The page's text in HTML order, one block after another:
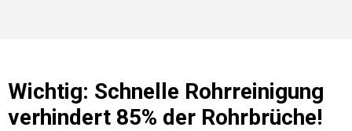
Wichtig: Schnelle Rohrreinigung
verhindert 85% der Rohrbrüche!